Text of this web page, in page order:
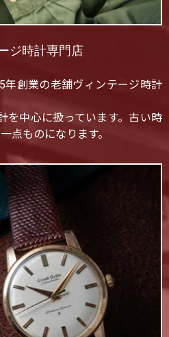
ジ時計専門店
年創業の老舗ヴィンテージ時計
を中心に扱っています。古い時
点ものになります。